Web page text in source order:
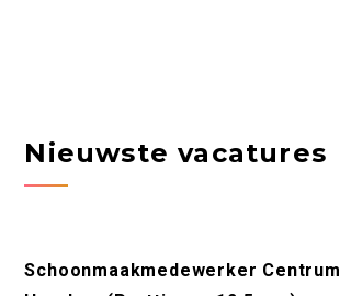
Nieuwste vacatures
Schoonmaakmedewerker Centrum